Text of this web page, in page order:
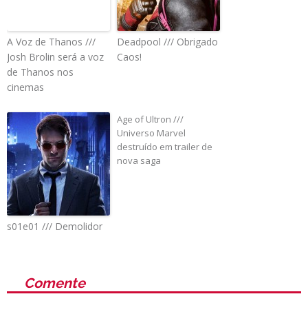
A Voz de Thanos ///
Josh Brolin será a voz
de Thanos nos
cinemas
Deadpool /// Obrigado
Caos!
s01e01 /// Demolidor
Age of Ultron ///
Universo Marvel
destruído em trailer de
nova saga
Comente